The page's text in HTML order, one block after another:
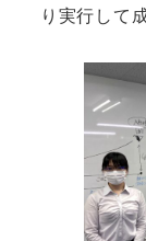
り実行して